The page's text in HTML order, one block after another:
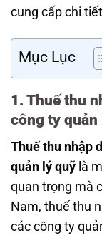
cung cấp chi
Mục Lục
1. Thuế thu
công ty
Thuế thu nhập
quản lý quỹ là
quan trọng mà
Nam, thuế thu
các công ty